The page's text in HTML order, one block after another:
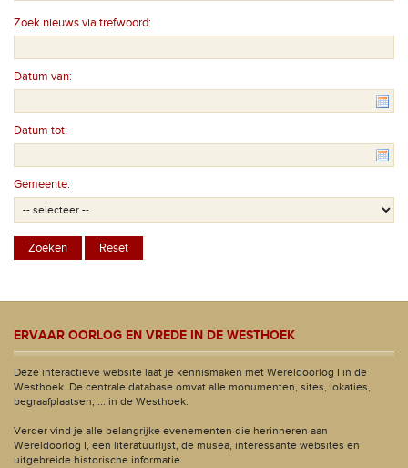
Zoek nieuws via trefwoord:
Datum van:
Datum tot:
Gemeente:
ERVAAR OORLOG EN VREDE IN DE WESTHOEK
Deze interactieve website laat je kennismaken met Wereldoorlog I in de
Westhoek. De centrale database omvat alle monumenten, sites, lokaties,
begraafplaatsen, ... in de Westhoek.
Verder vind je alle belangrijke evenementen die herinneren aan
Wereldoorlog I, een literatuurlijst, de musea, interessante websites en
uitgebreide historische informatie.